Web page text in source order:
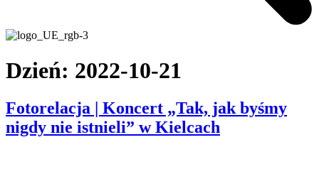
Dzień: 2022-10-21
Fotorelacja | Koncert „Tak, jak byśmy
nigdy nie istnieli” w Kielcach